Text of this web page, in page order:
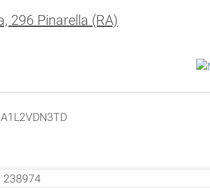
296 Pinarella (RA)